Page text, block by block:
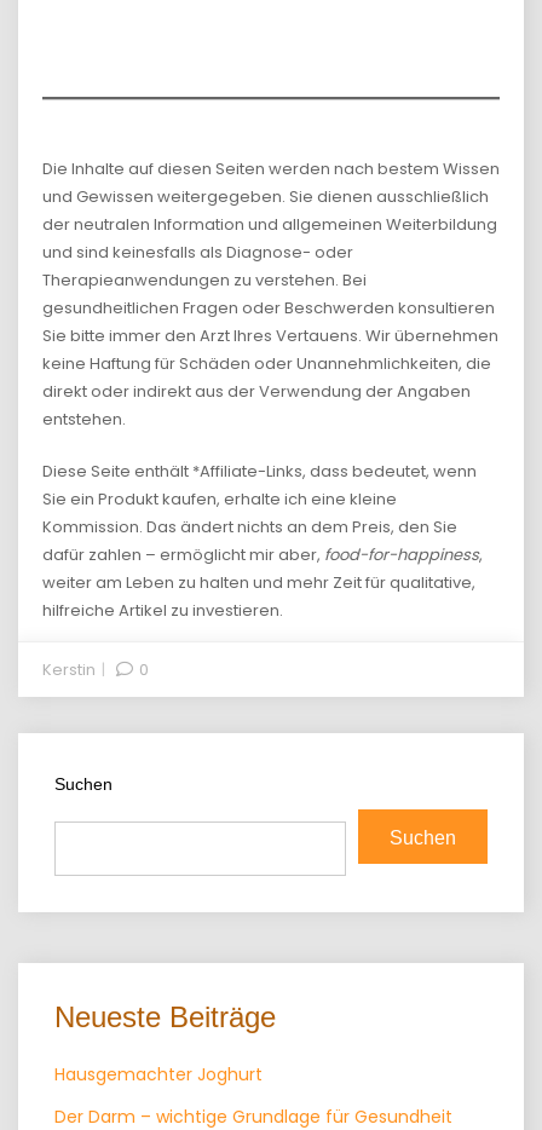
Die Inhalte auf diesen Seiten werden nach bestem Wissen
und Gewissen weitergegeben. Sie dienen ausschließlich
der neutralen Information und allgemeinen Weiterbildung
und sind keinesfalls als Diagnose- oder
Therapieanwendungen zu verstehen. Bei
gesundheitlichen Fragen oder Beschwerden konsultieren
Sie bitte immer den Arzt Ihres Vertauens. Wir übernehmen
keine Haftung für Schäden oder Unannehmlichkeiten, die
direkt oder indirekt aus der Verwendung der Angaben
entstehen.
Diese Seite enthält *Affiliate-Links, dass bedeutet, wenn
Sie ein Produkt kaufen, erhalte ich eine kleine
Kommission. Das ändert nichts an dem Preis, den Sie
dafür zahlen – ermöglicht mir aber, food-for-happiness,
weiter am Leben zu halten und mehr Zeit für qualitative,
hilfreiche Artikel zu investieren.
Kerstin 0
Suchen
Suchen
Neueste Beiträge
Hausgemachter Joghurt
Der Darm – wichtige Grundlage für Gesundheit